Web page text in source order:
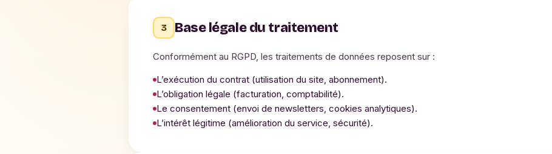
3 Base légale du traitement
Conformément au RGPD, les traitements de données reposent sur :
L’exécution du contrat (utilisation du site, abonnement).
L’obligation légale (facturation, comptabilité).
Le consentement (envoi de newsletters, cookies analytiques).
L’intérêt légitime (amélioration du service, sécurité).